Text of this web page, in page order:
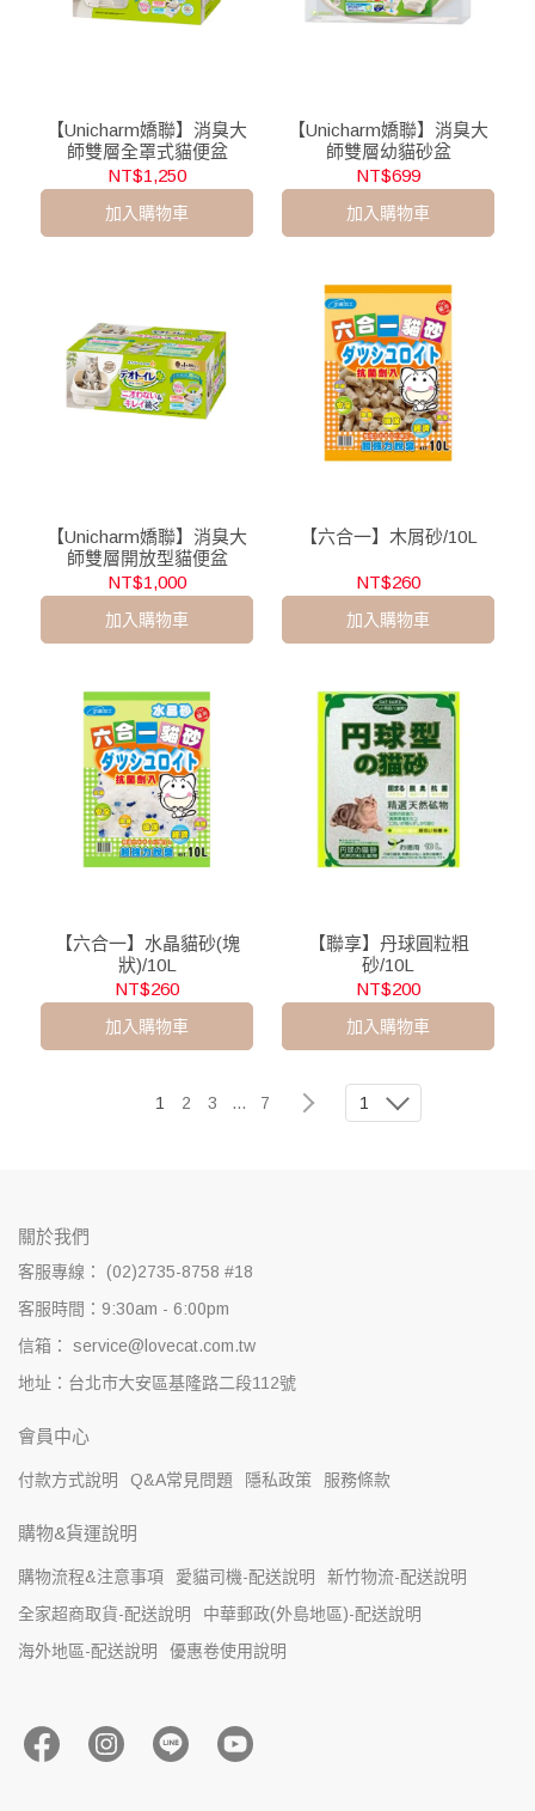
【Unicharm嬌聯】消臭大
師雙層全罩式貓便盆
NT$1,250
加入購物車
【Unicharm嬌聯】消臭大
師雙層幼貓砂盆
NT$699
加入購物車
【Unicharm嬌聯】消臭大
師雙層開放型貓便盆
NT$1,000
加入購物車
【六合一】木屑砂/10L
NT$260
加入購物車
【六合一】水晶貓砂(塊
狀)/10L
NT$260
加入購物車
【聯享】丹球圓粒粗
砂/10L
NT$200
加入購物車
1 2 3 ... 7 1
關於我們
客服專線： (02)2735-8758 #18
客服時間：9:30am - 6:00pm
信箱： service@lovecat.com.tw
地址：台北市大安區基隆路二段112號
會員中心
付款方式說明 Q&A常見問題 隱私政策 服務條款
購物&貨運說明
購物流程&注意事項 愛貓司機-配送說明
新竹物流-配送說明
全家超商取貨-配送說明
中華郵政(外島地區)-配送說明
海外地區-配送說明
優惠卷使用說明